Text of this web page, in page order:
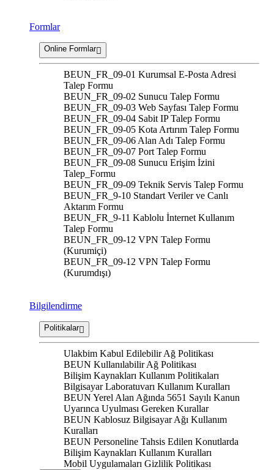
Formlar
Online Formlar
BEUN_FR_09-01 Kurumsal E-Posta Adresi
Talep Formu
BEUN_FR_09-02 Sunucu Talep Formu
BEUN_FR_09-03 Web Sayfası Talep Formu
BEUN_FR_09-04 Sabit IP Talep Formu
BEUN_FR_09-05 Kota Artırım Talep Formu
BEUN_FR_09-06 Alan Adı Talep Formu
BEUN_FR_09-07 Port Talep Formu
BEUN_FR_09-08 Sunucu Erişim İzini
Talep_Formu
BEUN_FR_09-09 Teknik Servis Talep Formu
BEUN_FR_9-10 Standart Veriler ve Canlı
Aktarım Formu
BEUN_FR_9-11 Kablolu İnternet Kullanım
Talep Formu
BEUN_FR_09-12 VPN Talep Formu
(Kurumiçi)
BEUN_FR_09-12 VPN Talep Formu
(Kurumdışı)
Bilgilendirme
Politikalar
Ulakbim Kabul Edilebilir Ağ Politikası
BEUN Kullanılabilir Ağ Politikası
Bilişim Kaynakları Kullanım Politikaları
Bilgisayar Laboratuvarı Kullanım Kuralları
BEUN Yerel Alan Ağında 5651 Sayılı Kanun
Uyarınca Uyulması Gereken Kurallar
BEUN Kablosuz Bilgisayar Ağı Kullanım
Kuralları
BEUN Personeline Tahsis Edilen Konutlarda
Bilişim Kaynakları Kullanım Kuralları
Mobil Uygulamaları Gizlilik Politikası